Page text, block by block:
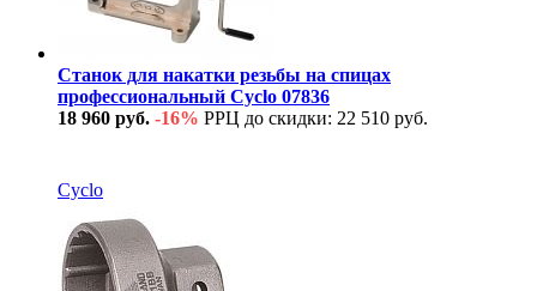
Станок для накатки резьбы на спицах
профессиональный Cyclo 07836
18 960 руб. -16% РРЦ до скидки: 22 510 руб.
Cyclo